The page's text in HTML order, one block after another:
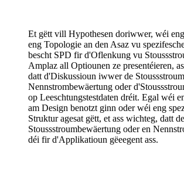
Et gëtt vill Hypothesen doriwwer, wéi
eng Topologie an den Asaz vu
bescht SPD fir d'Oflenkung vu
Amplaz all Optiounen ze presentéieren,
datt d'Diskussioun iwwer de
Nennstrombewäertung oder
op Leeschtungstestdaten dréit. Egal wéi
am Design benotzt ginn oder wéi eng
Struktur agesat gëtt, et ass wichteg, datt
Stoussstroumbewäertung oder en
déi fir d'Applikatioun gëeegent ass.